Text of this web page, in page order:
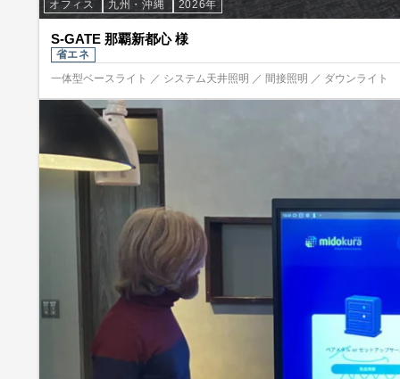
オフィス 九州・沖縄 2026年
S-GATE 那覇新都心 様
省エネ
一体型ベースライト ／ システム天井照明 ／ 間接照明 ／ ダウンライト